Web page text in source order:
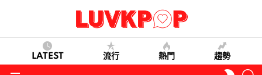
LATEST 流行 熱門 趨勢